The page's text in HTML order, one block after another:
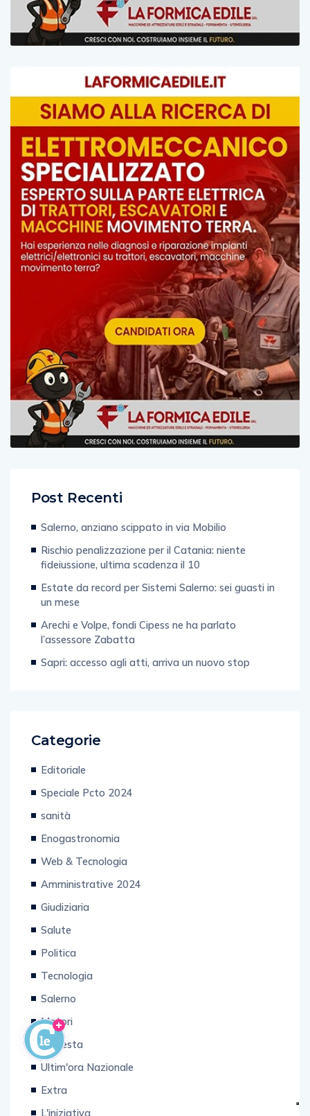
Post Recenti
Salerno, anziano scippato in via Mobilio
Rischio penalizzazione per il Catania: niente
fideiussione, ultima scadenza il 10
Estate da record per Sistemi Salerno: sei guasti in
un mese
Arechi e Volpe, fondi Cipess ne ha parlato
l’assessore Zabatta
Sapri: accesso agli atti, arriva un nuovo stop
Categorie
Editoriale
Speciale Pcto 2024
sanità
Enogastronomia
Web & Tecnologia
Amministrative 2024
Giudiziaria
Salute
Politica
Tecnologia
Salerno
Motori
Inchiesta
Ultim'ora Nazionale
Extra
L'iniziativa